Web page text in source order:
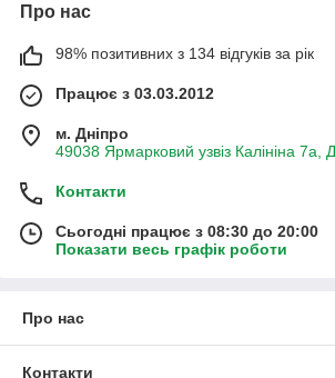
Про нас
98% позитивних з 134 відгуків за рік
Працює з 03.03.2012
м. Дніпро
49038 Ярмарковий узвіз Калініна 7а,
Контакти
Сьогодні працює з 08:30 до 20:00
Показати весь графік роботи
Про нас
Контакти